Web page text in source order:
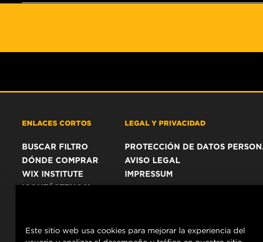
ENLACES CORTOS
BUSCAR FILTRO
DÓNDE COMPRAR
WIX INSTITUTE
¡CONTÁCTENOS!
LEGAL Y PRIVACIDAD
PROTECCIÓN DE DATOS
AVISO LEGAL
IMPRESSUM
Este sitio web usa cookies para mejorar la experiencia del